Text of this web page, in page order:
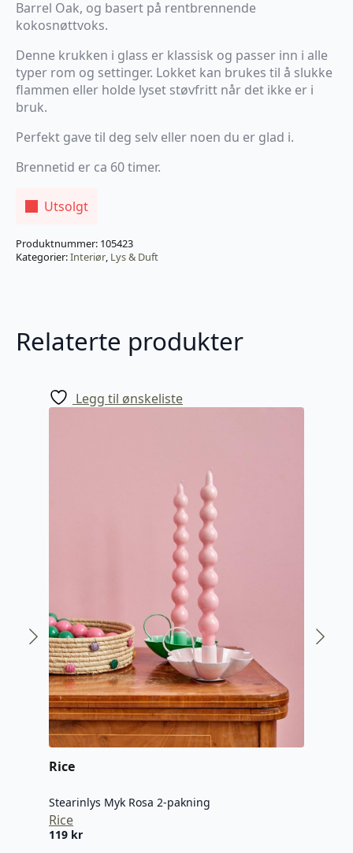
Barrel Oak, og basert på rentbrennende
kokosnøttvoks.
Denne krukken i glass er klassisk og passer inn i alle
typer rom og settinger. Lokket kan brukes til å slukke
flammen eller holde lyset støvfritt når det ikke er i
bruk.
Perfekt gave til deg selv eller noen du er glad i.
Brennetid er ca 60 timer.
Utsolgt
Produktnummer: 105423
Kategorier:Interiør, Lys & Duft
Relaterte produkter
Legg til ønskeliste
Rice
Stearinlys Myk Rosa 2-pakning
Rice
119 kr